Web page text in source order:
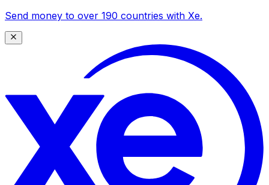
Send money to over 190 countries with Xe.